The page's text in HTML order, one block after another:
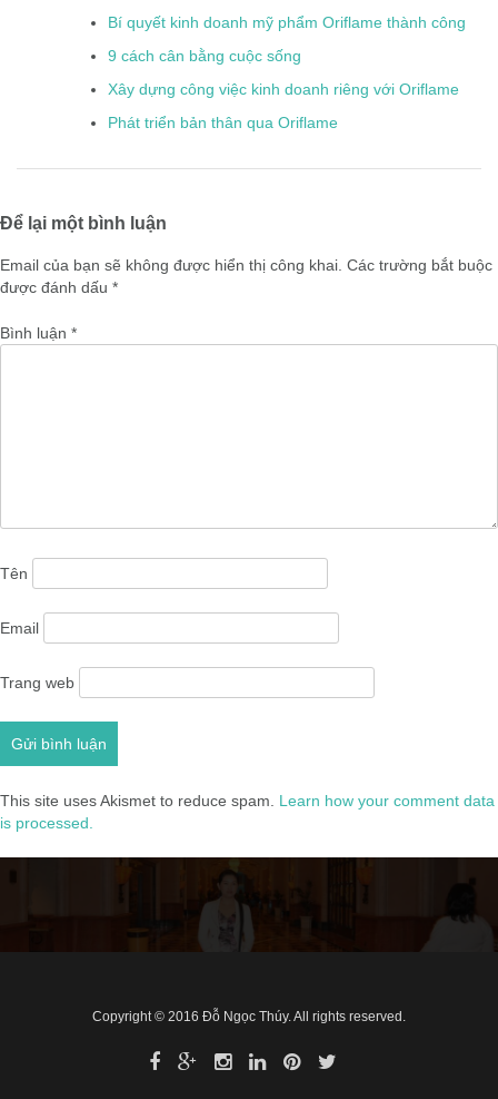
Bí quyết kinh doanh mỹ phẩm Oriflame thành công
9 cách cân bằng cuộc sống
Xây dựng công việc kinh doanh riêng với Oriflame
Phát triển bản thân qua Oriflame
Để lại một bình luận
Email của bạn sẽ không được hiển thị công khai. Các trường bắt buộc
được đánh dấu *
Bình luận *
Tên
Email
Trang web
This site uses Akismet to reduce spam. Learn how your comment data
is processed.
Copyright © 2016 Đỗ Ngọc Thúy. All rights reserved.